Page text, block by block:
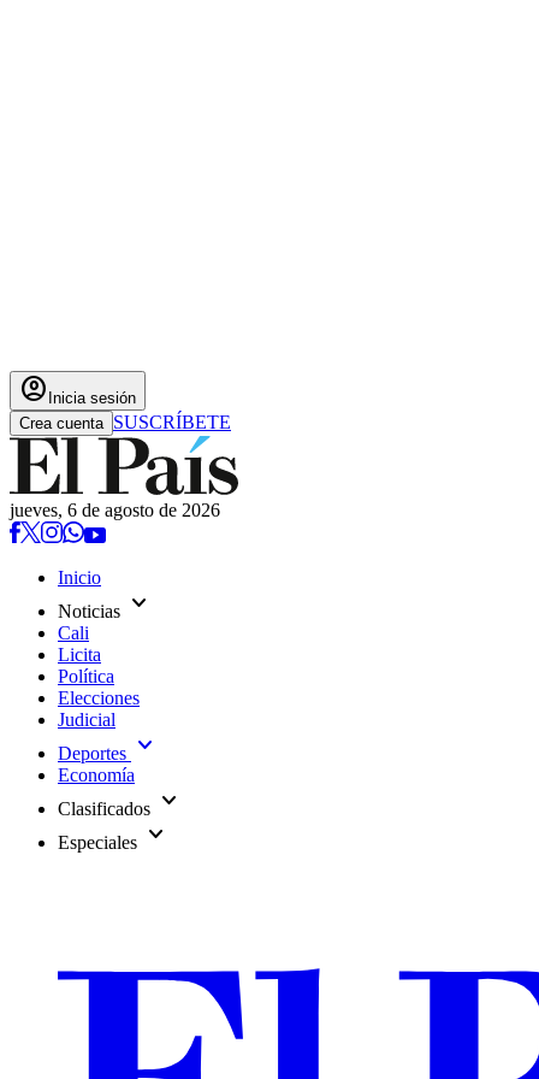
account_circle Inicia sesión
Crea cuenta SUSCRÍBETE
jueves, 6 de agosto de 2026
Inicio
Noticias expand_more
Cali
Licita
Política
Elecciones
Judicial
Deportes expand_more
Economía
Clasificados expand_more
Especiales expand_more